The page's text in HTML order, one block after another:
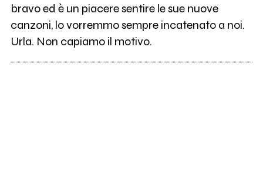
bravo ed è un piacere sentire le sue nuove
canzoni, lo vorremmo sempre incatenato a noi.
Urla. Non capiamo il motivo.